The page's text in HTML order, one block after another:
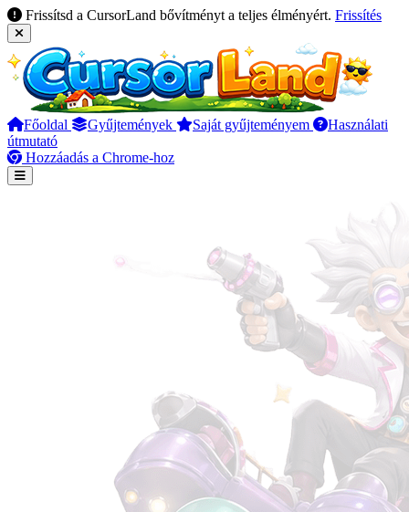
Frissítsd a CursorLand bővítményt a teljes élményért. Frissítés
Főoldal Gyűjtemények Saját gyűjteményem
Használati
útmutató
Hozzáadás a Chrome-hoz